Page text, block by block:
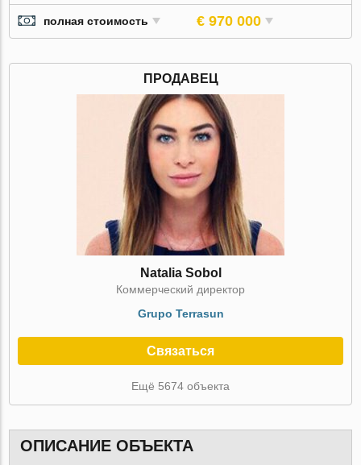
полная стоимость € 970 000
ПРОДАВЕЦ
Natalia Sobol
Коммерческий директор
Grupo Terrasun
Связаться
Ещё 5674 объекта
ОПИСАНИЕ ОБЪЕКТА